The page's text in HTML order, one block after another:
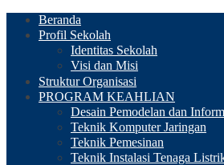
Beranda
Profil Sekolah
Identitas Sekolah
Visi dan Misi
Struktur Organisasi
PROGRAM KEAHLIAN
Desain Pemodelan dan
Teknik Komputer Jaringan
Teknik Pemesinan
Teknik Instalasi Tenaga